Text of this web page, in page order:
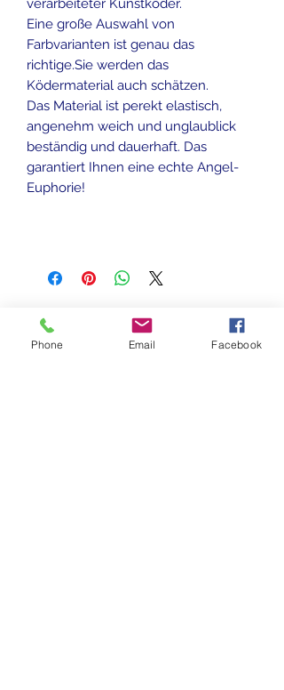
Eine große Auswahl von
Farbvarianten ist genau das
richtige.Sie werden das
Ködermaterial auch schätzen.
Das Material ist perekt elastisch,
angenehm weich und unglaublick
beständig und dauerhaft. Das
garantiert Ihnen eine echte Angel-
Euphorie!
Phone Email Facebook